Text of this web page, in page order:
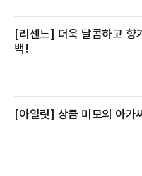
[리센느] 더욱 달콤하고 향
백!
[아일릿] 상큼 미모의 아가